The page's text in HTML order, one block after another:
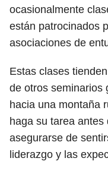
ocasionalmente
están patrocinados
asociaciones de
Estas clases
de otros seminarios
hacia una montaña
haga su tarea
asegurarse de
liderazgo y las